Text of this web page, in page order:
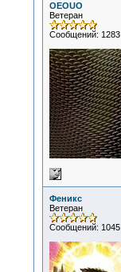
OEOUO
Ветеран
Сообщений: 1283
Феникс
Ветеран
Сообщений: 1045